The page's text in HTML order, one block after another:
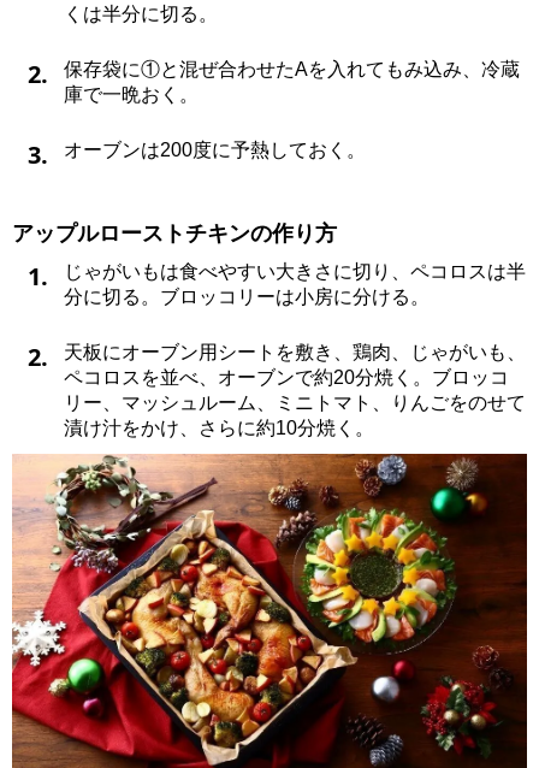
くは半分に切る。
2.
保存袋に①と混ぜ合わせたAを入れてもみ込み、冷蔵
庫で一晩おく。
3. オーブンは200度に予熱しておく。
アップルローストチキンの作り方
1.
じゃがいもは食べやすい大きさに切り、ペコロスは半
分に切る。ブロッコリーは小房に分ける。
2.
天板にオーブン用シートを敷き、鶏肉、じゃがいも、
ペコロスを並べ、オーブンで約20分焼く。ブロッコ
リー、マッシュルーム、ミニトマト、りんごをのせて
漬け汁をかけ、さらに約10分焼く。